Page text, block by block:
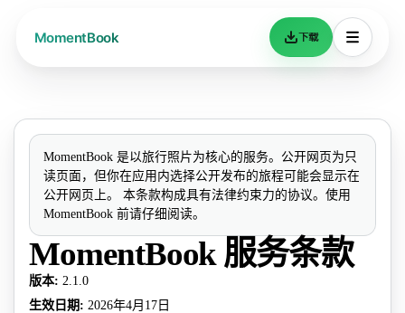
下载
MomentBook 是以旅行照片为核心的服务。公开网页为只
读页面，但你在应用内选择公开发布的旅程可能会显示在
公开网页上。 本条款构成具有法律约束力的协议。使用
MomentBook 前请仔细阅读。
MomentBook 服务条款
版本: 2.1.0
生效日期: 2026年4月17日